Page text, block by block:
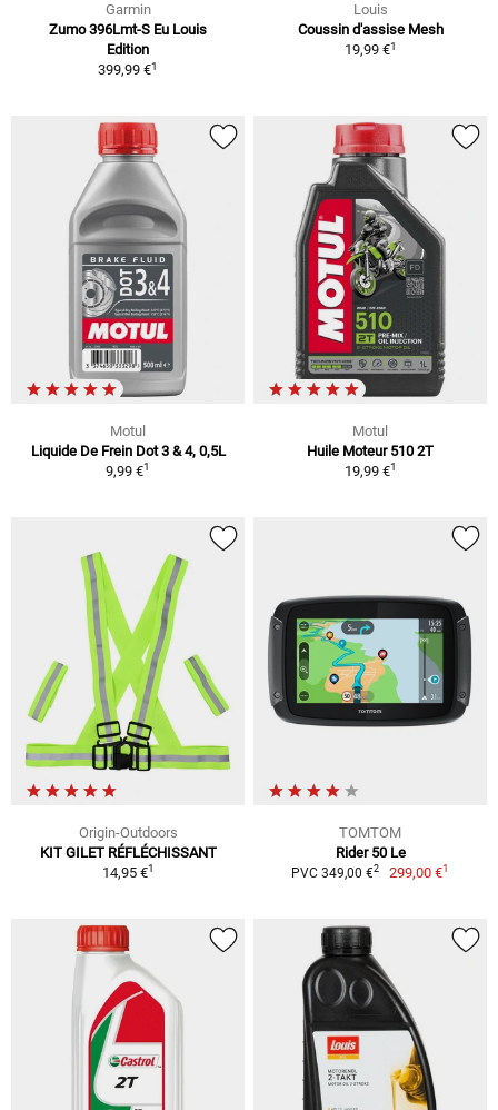
Garmin
Zumo 396Lmt-S Eu Louis
Edition
399,99 €1
Louis
Coussin d'assise Mesh
19,99 €1
Motul
Liquide De Frein Dot 3 & 4, 0,5L
9,99 €1
Motul
Huile Moteur 510 2T
19,99 €1
Origin-Outdoors
KIT GILET RÉFLÉCHISSANT
14,95 €1
TOMTOM
Rider 50 Le
PVC 349,00 €2 299,00 €1